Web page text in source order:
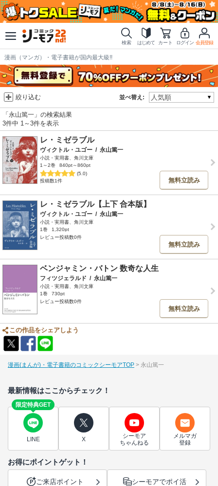
検索 はじめて カート ログイン 会員登録
漫画（マンガ）・電子書籍が国内最大級!!
並べ替え:
絞り込む
「永山篤一」の検索結果
3件中 1～3件を表示
レ・ミゼラブル
ヴィクトル・ユゴー / 永山篤一
小説・実用書、角川文庫
1～2巻
840pt～860pt
(5.0)
投稿数1件
無料立読み
レ・ミゼラブル【上下 合本版】
ヴィクトル・ユゴー / 永山篤一
小説・実用書、角川文庫
1巻
1,320pt
レビュー投稿数0件
無料立読み
ベンジャミン・バトン 数奇な人生
フィツジェラルド / 永山篤一
小説・実用書、角川文庫
1巻
730pt
レビュー投稿数0件
無料立読み
この作品をシェアしよう
漫画(まんが)・電子書籍のコミックシーモアTOP 永山篤一
最新情報はここからチェック！
限定特典GET
LINE X
シーモア
ちゃんねる
メルマガ
登録
お得にポイントゲット！
ご来店ポイント シーモアでポイ活